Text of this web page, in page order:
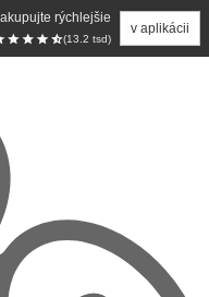
rýchlejšie
(13.2 tsd)
v aplikácii